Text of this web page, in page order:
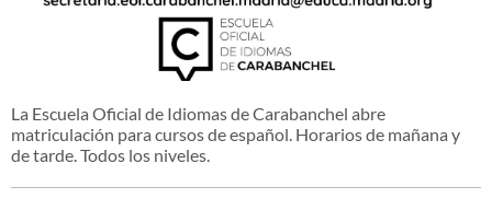
La Escuela Oficial de Idiomas de Carabanchel abre
matriculación para cursos de español. Horarios de mañana y
de tarde. Todos los niveles.